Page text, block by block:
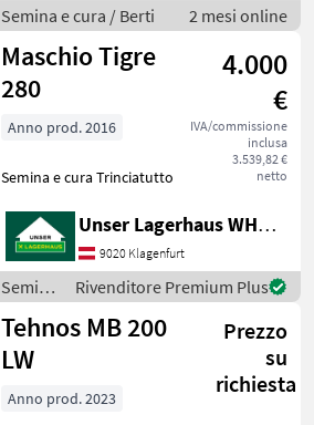
Seitenverschiebung
Frontschutz m
Semina e cura / Berti 2 mesi online
Maschio Tigre
280
4.000
€
IVA/commissione
inclusa
3.539,82 €
netto
Anno prod. 2016
Semina e cura Trinciatutto
Unser Lagerhaus WHG, Kärnten, Klagenfurt
9020 Klagenfurt
Semina
e cura /
Maschio
Rivenditore Premium Plus
Tehnos MB 200
LW
Prezzo
su
richiesta
Anno prod. 2023